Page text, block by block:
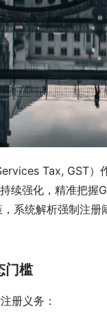
Tax, GST）
续强化，精准把握
系统解析强制注
门槛
册义务：